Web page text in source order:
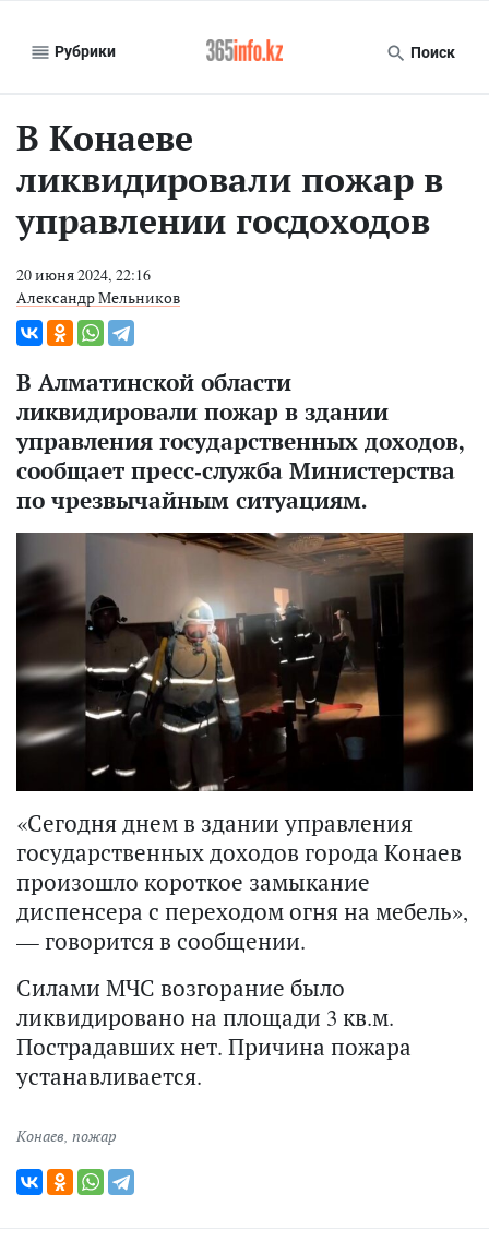
Рубрики Поиск
В Конаеве
ликвидировали пожар в
управлении госдоходов
20 июня 2024, 22:16
Александр Мельников
В Алматинской области
ликвидировали пожар в здании
управления государственных доходов,
сообщает пресс-служба Министерства
по чрезвычайным ситуациям.
«Сегодня днем в здании управления
государственных доходов города Конаев
произошло короткое замыкание
диспенсера с переходом огня на мебель»,
— говорится в сообщении.
Силами МЧС возгорание было
ликвидировано на площади 3 кв.м.
Пострадавших нет. Причина пожара
устанавливается.
Конаев, пожар